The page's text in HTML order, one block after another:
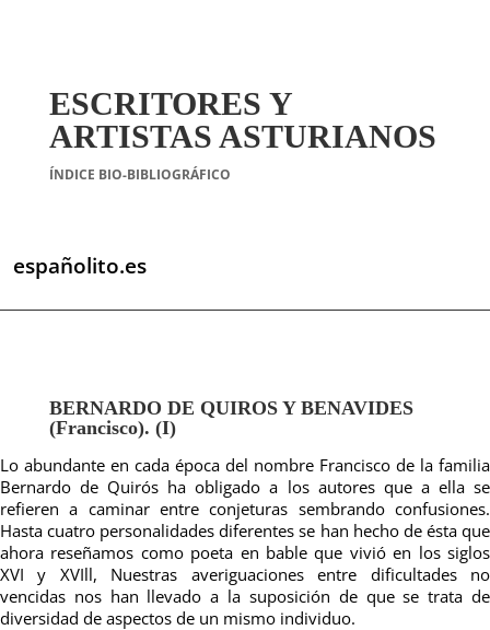
ESCRITORES Y
ARTISTAS ASTURIANOS
ÍNDICE BIO-BIBLIOGRÁFICO
españolito.es
BERNARDO DE QUIROS Y BENAVIDES
(Francisco). (I)
Lo abundante en cada época del nombre Francisco de la familia
Bernardo de Quirós ha obligado a los autores que a ella se
refieren a caminar entre conjeturas sembrando confusiones.
Hasta cuatro personalidades diferentes se han hecho de ésta que
ahora reseñamos como poeta en bable que vivió en los siglos
XVI y XVIll, Nuestras averiguaciones entre dificultades no
vencidas nos han llevado a la suposición de que se trata de
diversidad de aspectos de un mismo individuo.